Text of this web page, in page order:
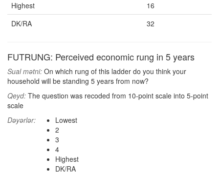
Highest
16
DK/RA
32
FUTRUNG: Perceived economic rung in 5 years
Sual mətni: On which rung of this ladder do you think your
household will be standing 5 years from now?
Qeyd: The question was recoded from 10-point scale into 5-point
scale
Dəyərlər:
Lowest
2
3
4
Highest
DK/RA